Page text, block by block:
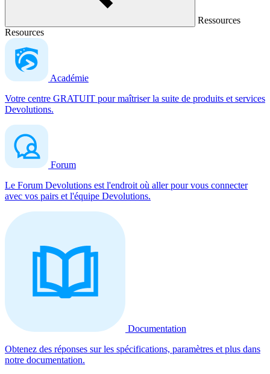
Ressources
Resources
Académie
Votre centre GRATUIT pour maîtriser la suite de produits et services
Devolutions.
Forum
Le Forum Devolutions est l'endroit où aller pour vous connecter
avec vos pairs et l'équipe Devolutions.
Documentation
Obtenez des réponses sur les spécifications, paramètres et plus dans
notre documentation.